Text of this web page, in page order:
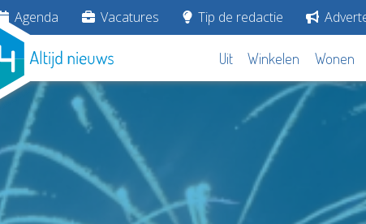
Agenda Vacatures Tip de redactie
Uit Winkelen Wonen